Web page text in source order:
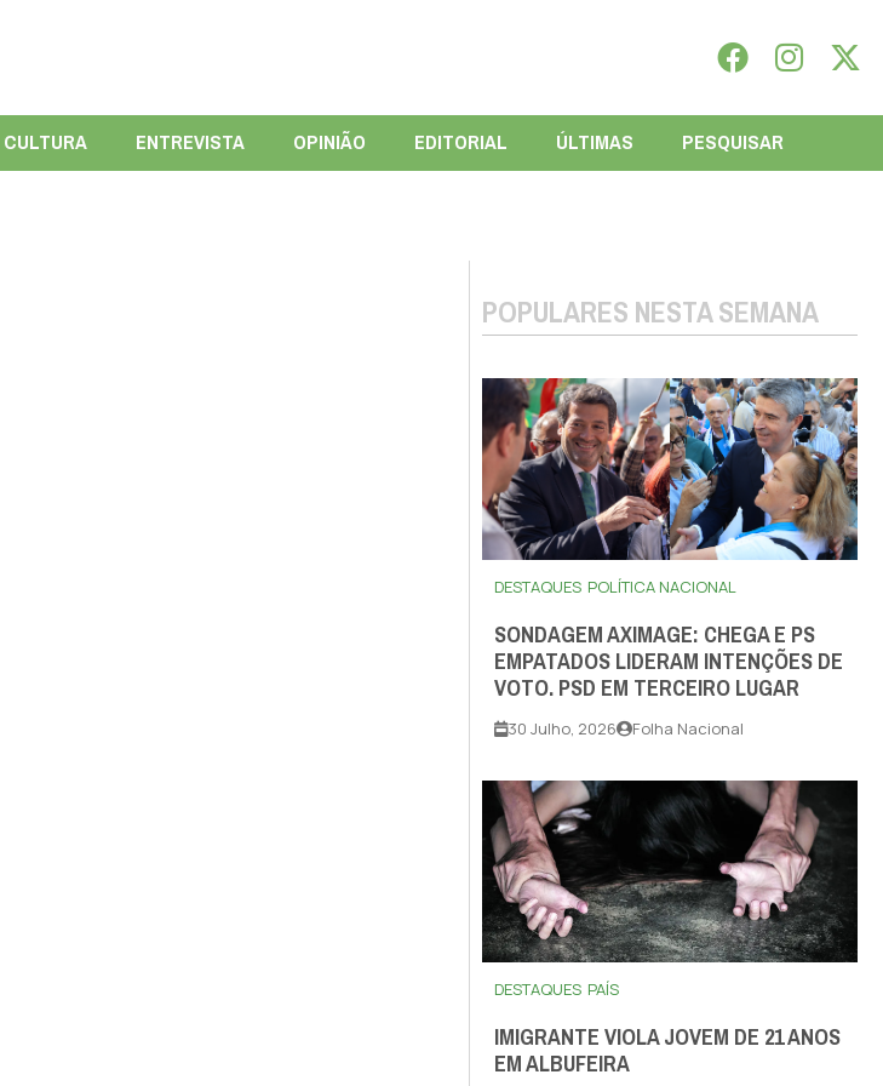
CULTURA ENTREVISTA OPINIÃO EDITORIAL ÚLTIMAS PESQUISAR
POPULARES NESTA SEMANA
DESTAQUES POLÍTICA NACIONAL
SONDAGEM AXIMAGE: CHEGA E PS
EMPATADOS LIDERAM INTENÇÕES DE
VOTO. PSD EM TERCEIRO LUGAR
30 Julho, 2026 Folha Nacional
DESTAQUES PAÍS
IMIGRANTE VIOLA JOVEM DE 21 ANOS
EM ALBUFEIRA